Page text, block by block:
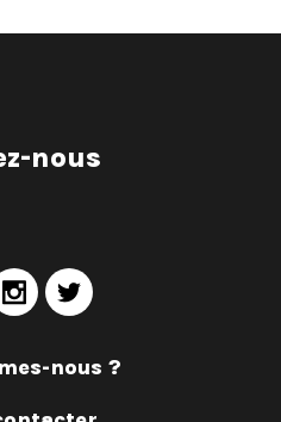
nous
nous ?